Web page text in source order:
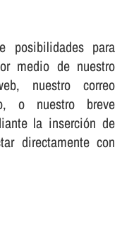
posibilidades para
medio de nuestro
nuestro correo
o nuestro breve
la inserción de
directamente con